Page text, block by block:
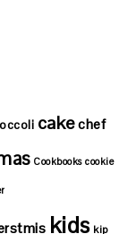
cakechef
Cookbooks cookie
kids kip